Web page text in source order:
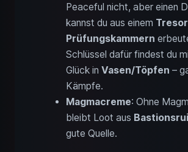
Peaceful nicht, aber einen
kannst du aus einem
Prüfungskammern
Schlüssel dafür findest du
Glück in Vasen/Töpfen –
Kämpfe.
Magmacreme: Ohne
bleibt Loot aus
gute Quelle.